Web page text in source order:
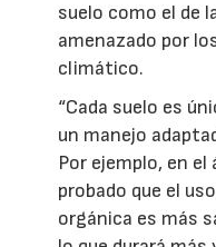
suelo como el de
amenazado por
climático.
“Cada suelo es
un manejo
Por ejemplo, en
probado que el
orgánica es más